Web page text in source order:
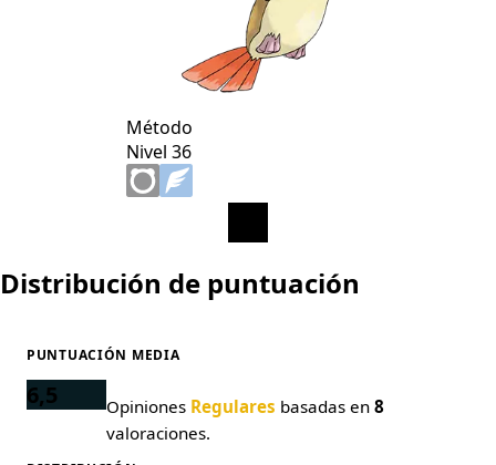
Método
Nivel 36
Distribución de puntuación
PUNTUACIÓN MEDIA
6,5 Opiniones Regulares basadas en 8
valoraciones.